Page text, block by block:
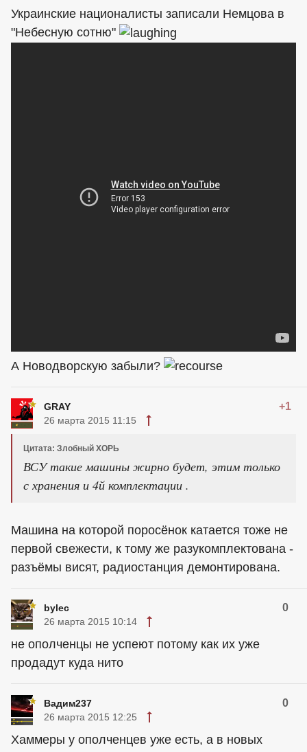
Украинские националисты записали Немцова в
"Небесную сотню"
А Новодворскую забыли?
GRAY +1
26 марта 2015 11:15
Цитата: Злобный ХОРЬ
ВСУ такие машины жирно будет, этим только
с хранения и 4й комплектации .
Машина на которой поросёнок катается тоже не
первой свежести, к тому же разукомплектована -
разъёмы висят, радиостанция демонтирована.
bylec 0
26 марта 2015 10:14
не ополченцы не успеют потому как их уже
продадут куда нито
Вадим237 0
26 марта 2015 12:25
Хаммеры у ополченцев уже есть, а в новых